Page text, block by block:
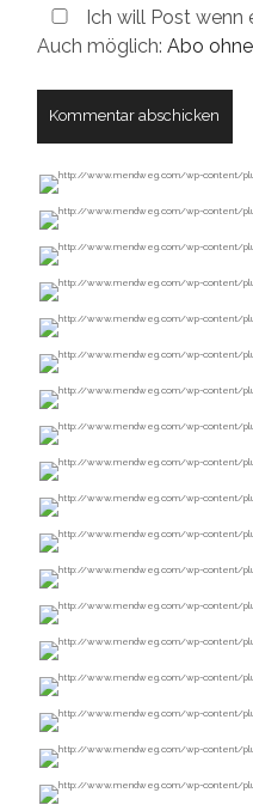
Ich will Post wenn
Auch möglich: Abo